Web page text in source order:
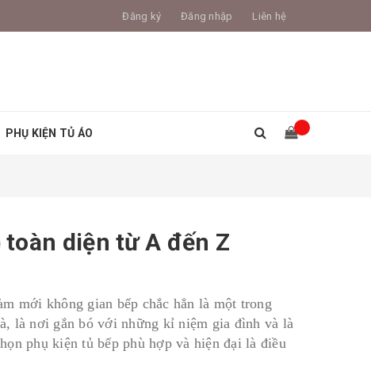
Đăng ký Đăng nhập Liên hệ
PHỤ KIỆN TỦ ÁO
diện từ A đến Z
mới không gian bếp chắc hẳn là một trong
là nơi gắn bó với những kỉ niệm gia đình và là
phụ kiện tủ bếp phù hợp và hiện đại là điều